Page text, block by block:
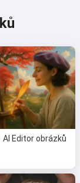
AI Editor obrázků